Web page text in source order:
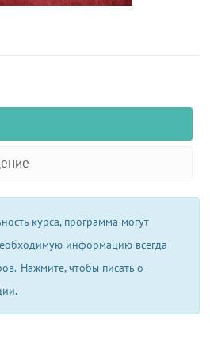
курса, программа могут
информацию всегда
Нажмите, чтобы писать о